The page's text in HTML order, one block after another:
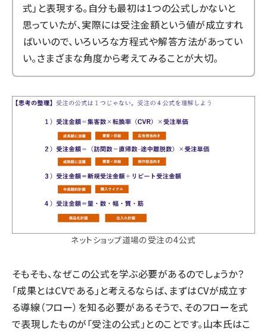
式」と表現する。自分も最初は1つの公式しかないと
思っていたが、実際には受注金額という値が成立すれ
ばいいので、いろいろな方程式や解答方法があってい
い。さまざまな角度から考えてみることが大切。
ネットショップ道場の受注の4公式
そもそも、なぜこの公式を学ぶ必要があるのでしょうか？
「成果とはCVである」と考えるならば、まずはCVが成立す
る導線（フロー）を知る必要があるそうで、そのフローを式
で表現したものが「受注の公式」とのことです。山本氏はこ